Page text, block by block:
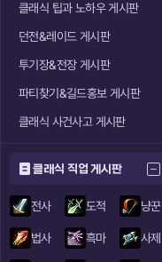
클래식 팁과 노하우 게시판
던전&레이드 게시판
투기장&전장 게시판
파티찾기&길드홍보 게시판
클래식 사건사고 게시판
클래식 직업 게시판
전사 도적 냥꾼
법사 흑마 사제